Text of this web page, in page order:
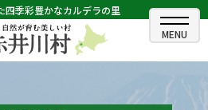
四季彩豊かなカルデラの里